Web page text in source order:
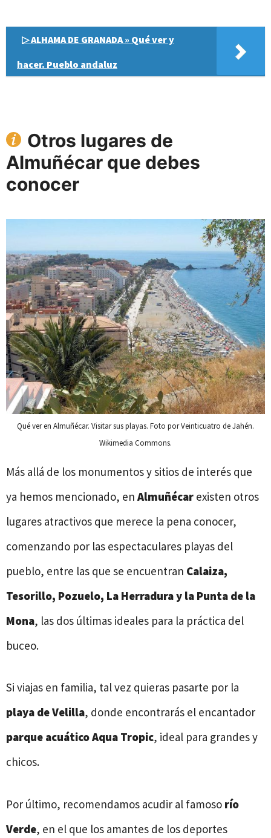
▷ ALHAMA DE GRANADA » Qué ver y
hacer. Pueblo andaluz
Otros lugares de
Almuñécar que debes
conocer
Qué ver en Almuñécar. Visitar sus playas. Foto por Veinticuatro de Jahén.
Wikimedia Commons.
Más allá de los monumentos y sitios de interés que
ya hemos mencionado, en Almuñécar existen otros
lugares atractivos que merece la pena conocer,
comenzando por las espectaculares playas del
pueblo, entre las que se encuentran Calaiza,
Tesorillo, Pozuelo, La Herradura y la Punta de la
Mona, las dos últimas ideales para la práctica del
buceo.
Si viajas en familia, tal vez quieras pasarte por la
playa de Velilla, donde encontrarás el encantador
parque acuáticoAqua Tropic, ideal para grandes y
chicos.
Por último, recomendamos acudir al famoso río
Verde, en el que los amantes de los deportes